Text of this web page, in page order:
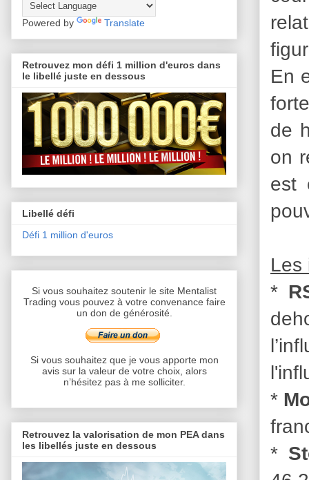
En
de
on
est
Les
*
*
*
Powered by Translate
Retrouvez mon défi 1 million d'euros dans
le libellé juste en dessous
Libellé défi
Défi 1 million d'euros
Si vous souhaitez soutenir le site Mentalist
Trading vous pouvez à votre convenance faire
un don de générosité.
Si vous souhaitez que je vous apporte mon
avis sur la valeur de votre choix, alors
n’hésitez pas à me solliciter.
Retrouvez la valorisation de mon PEA dans
les libellés juste en dessous